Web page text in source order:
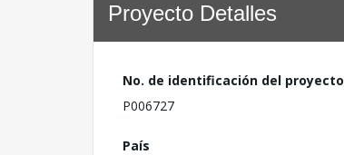
Proyecto Detalles
No. de identificación del proyecto
P006727
País